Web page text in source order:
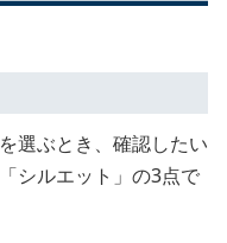
選ぶとき、確認したい
シルエット」の3点で